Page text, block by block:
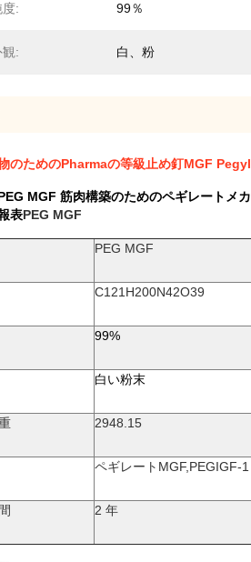
度: 99％
観: 白、粉
のためのPharmaの等級止め釘MGF
MGF 筋肉構築のためのペギレートメ
表PEG MGF
PEG MGF
C121H200N42O39
99%
白い粉末
2948.15
ペギレートMGF,PEGIGF-
2 年